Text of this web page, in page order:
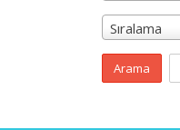
Sıralama
Arama